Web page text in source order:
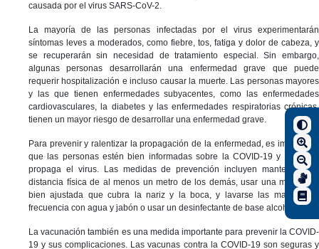
causada por el virus SARS-CoV-2.
La mayoría de las personas infectadas por el virus experimentarán
síntomas leves a moderados, como fiebre, tos, fatiga y dolor de cabeza, y
se recuperarán sin necesidad de tratamiento especial. Sin embargo,
algunas personas desarrollarán una enfermedad grave que puede
requerir hospitalización e incluso causar la muerte. Las personas mayores
y las que tienen enfermedades subyacentes, como las enfermedades
cardiovasculares, la diabetes y las enfermedades respiratorias crónicas,
tienen un mayor riesgo de desarrollar una enfermedad grave.
Para prevenir y ralentizar la propagación de la enfermedad, es importante
que las personas estén bien informadas sobre la COVID-19 y cómo se
propaga el virus. Las medidas de prevención incluyen mantener una
distancia física de al menos un metro de los demás, usar una mascarilla
bien ajustada que cubra la nariz y la boca, y lavarse las manos con
frecuencia con agua y jabón o usar un desinfectante de base alcohólica.
La vacunación también es una medida importante para prevenir la COVID-
19 y sus complicaciones. Las vacunas contra la COVID-19 son seguras y